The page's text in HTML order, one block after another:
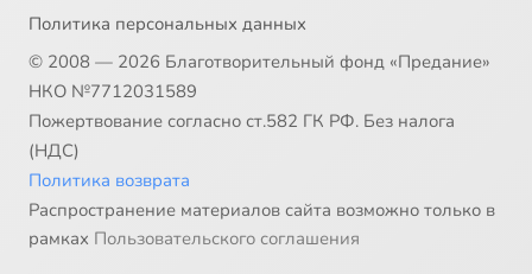
Политика персональных данных
© 2008 — 2026 Благотворительный фонд «Предание»
НКО №7712031589
Пожертвование согласно ст.582 ГК РФ. Без налога
(НДС)
Политика возврата
Распространение материалов сайта возможно только в
рамках Пользовательского соглашения